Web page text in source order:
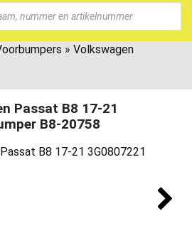
» Volkswagen
Passat B8 17-21
B8-20758